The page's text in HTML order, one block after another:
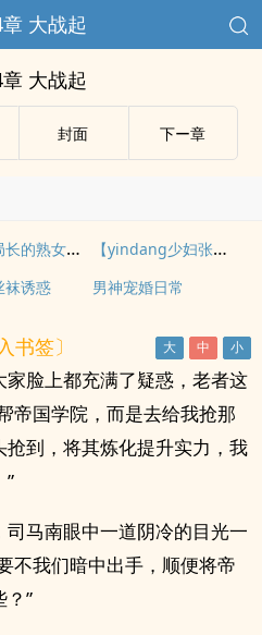
大战起
大战起
封面 下ー章
【公安局长的熟女情缘】第六章、地下室偷情 ：抠着情姐姐的屁眼
【yindang少妇张敏】之《公关少妇》下
袜诱惑 男神宠婚日常
书签〕
脸上都充满了疑惑，老者这
帝国学院，而是去给我抢那
到，将其炼化提升实力，我
马南眼中一道阴冷的目光一
不我们暗中出手，顺便将帝
”